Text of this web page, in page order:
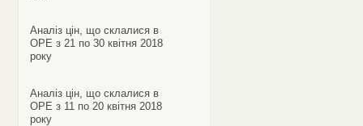
Аналіз цін, що склалися в
ОРЕ з 21 по 30 квітня 2018
року
Аналіз цін, що склалися в
ОРЕ з 11 по 20 квітня 2018
року